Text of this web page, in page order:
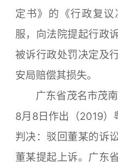
定书》的《行政复
服，向法院提起行政
被诉行政处罚决定及
安局赔偿其损失。
广东省茂名市茂南
8月8日作出（2019
判决：驳回董某的诉
董某提起上诉。广东